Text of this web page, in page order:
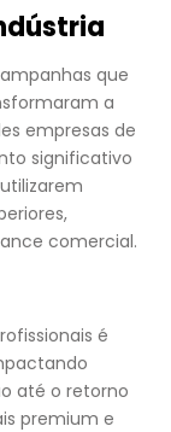
que
a
empresas de
significativo
comercial.
é
até o retorno
premium e